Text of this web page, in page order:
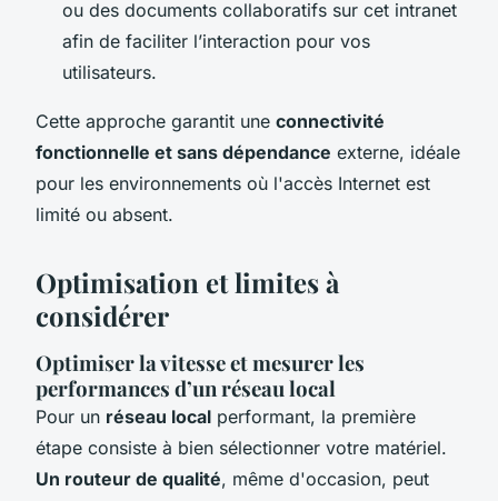
ou des documents collaboratifs sur cet intranet
afin de faciliter l’interaction pour vos
utilisateurs.
Cette approche garantit une connectivité
fonctionnelle et sans dépendance externe, idéale
pour les environnements où l'accès Internet est
limité ou absent.
Optimisation et limites à
considérer
Optimiser la vitesse et mesurer les
performances d’un réseau local
Pour un réseau local performant, la première
étape consiste à bien sélectionner votre matériel.
Un routeur de qualité, même d'occasion, peut